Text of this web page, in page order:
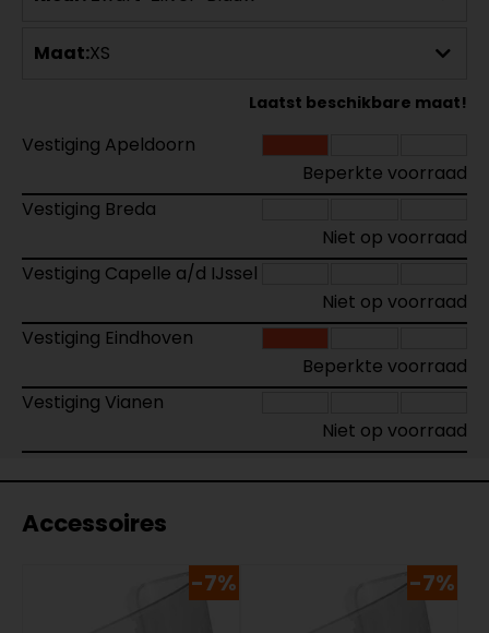
Maat:XS
Laatst beschikbare maat!
Vestiging Apeldoorn
Beperkte voorraad
Vestiging Breda
Niet op voorraad
Vestiging Capelle a/d IJssel
Niet op voorraad
Vestiging Eindhoven
Beperkte voorraad
Vestiging Vianen
Niet op voorraad
Accessoires
-7% -7%